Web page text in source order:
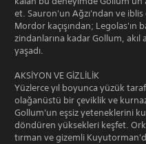
et. Sauron'un Ağzı'ndan ve
Mordor kaçışından; Legolas'ın
zindanlarına kadar Gollum, akıl
yaşadı.
AKSİYON VE GİZLİLİK
Yüzlerce yıl boyunca yüzük
olağanüstü bir çeviklik ve
Gollum'un eşsiz yeteneklerini
döndüren yüksekleri keşfet.
tırman ve gizemli